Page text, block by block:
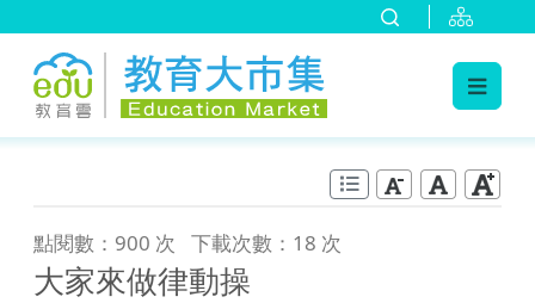
點閱數：900 次 下載次數：18 次
大家來做律動操